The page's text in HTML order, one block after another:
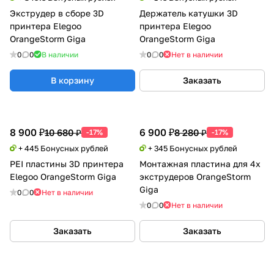
Экструдер в сборе 3D
принтера Elegoo
OrangeStorm Giga
0 0 В наличии
В корзину
Держатель катушки 3D
принтера Elegoo
OrangeStorm Giga
0 0 Нет в наличии
Заказать
8 900 ₽10 680 ₽ -17%
+ 445 Бонусных рублей
PEI пластины 3D принтера
Elegoo OrangeStorm Giga
0 0 Нет в наличии
Заказать
6 900 ₽8 280 ₽ -17%
+ 345 Бонусных рублей
Монтажная пластина для 4х
экструдеров OrangeStorm
Giga
0 0 Нет в наличии
Заказать